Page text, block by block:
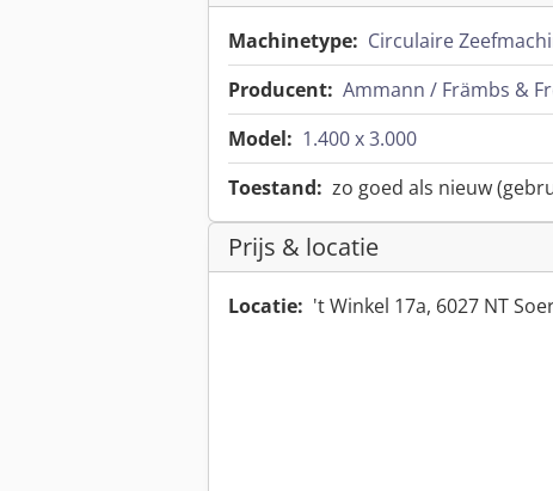
Machinetype: Circulaire
Producent: Ammann / Främbs &
Model: 1.400 x 3.000
Toestand: zo goed als nieuw
Prijs & locatie
Locatie: 't Winkel 17a, 6027 NT